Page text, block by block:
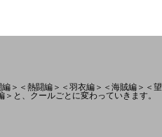
＞＜熱闘編＞＜羽衣編＞＜海賊編＞＜望
と、クールごとに変わっていきます。